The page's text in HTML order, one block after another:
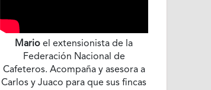
Mario el extensionista de la
Federación Nacional de
Cafeteros. Acompaña y asesora a
Carlos y Juaco para que sus fincas